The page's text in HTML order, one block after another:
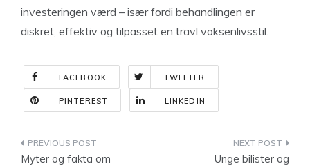
investeringen værd – især fordi behandlingen er
diskret, effektiv og tilpasset en travl voksenlivsstil.
FACEBOOK TWITTER
PINTEREST LINKEDIN
Indlægsnavigation
Myter og fakta om
Unge bilister og